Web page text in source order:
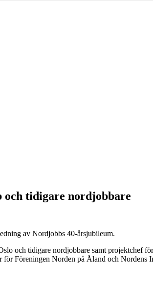
tidigare nordjobbare
av Nordjobbs 40-årsjubileum.
och tidigare nordjobbare samt projektchef
Föreningen Norden på Åland och Nordens